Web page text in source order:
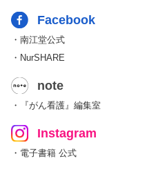
Facebook
・南江堂公式
・NurSHARE
note
・『がん看護』編集室
Instagram
・電子書籍 公式